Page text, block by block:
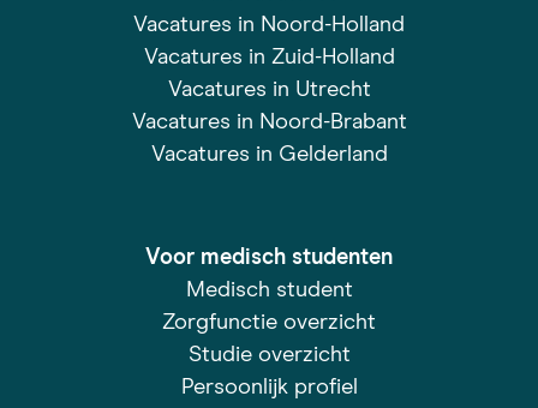
Vacatures in Noord-Holland
Vacatures in Zuid-Holland
Vacatures in Utrecht
Vacatures in Noord-Brabant
Vacatures in Gelderland
Voor medisch studenten
Medisch student
Zorgfunctie overzicht
Studie overzicht
Persoonlijk profiel